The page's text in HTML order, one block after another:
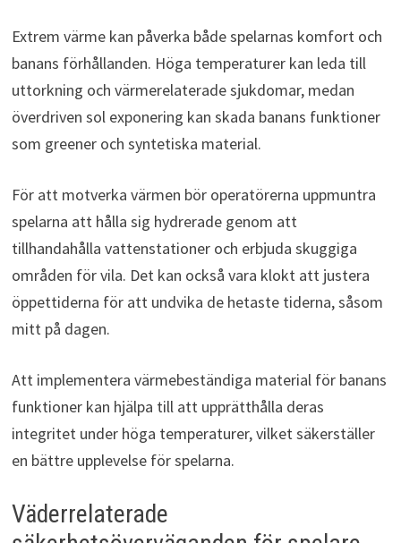
Extrem värme kan påverka både spelarnas komfort och
banans förhållanden. Höga temperaturer kan leda till
uttorkning och värmerelaterade sjukdomar, medan
överdriven sol exponering kan skada banans funktioner
som greener och syntetiska material.
För att motverka värmen bör operatörerna uppmuntra
spelarna att hålla sig hydrerade genom att
tillhandahålla vattenstationer och erbjuda skuggiga
områden för vila. Det kan också vara klokt att justera
öppettiderna för att undvika de hetaste tiderna, såsom
mitt på dagen.
Att implementera värmebeständiga material för banans
funktioner kan hjälpa till att upprätthålla deras
integritet under höga temperaturer, vilket säkerställer
en bättre upplevelse för spelarna.
Väderrelaterade